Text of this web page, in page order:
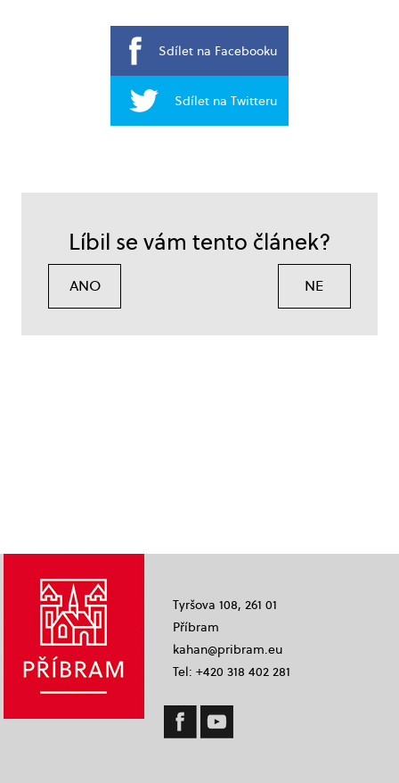
Sdílet na Facebooku
Sdílet na Twitteru
Líbil se vám tento článek?
ANO NE
Tyršova 108, 261 01
Příbram
kahan@pribram.eu
Tel: +420 318 402 281